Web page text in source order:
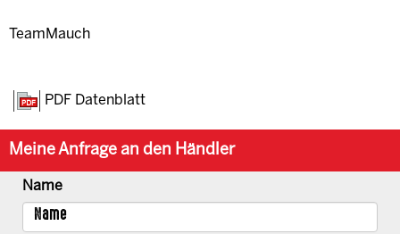
TeamMauch
PDF Datenblatt
Meine Anfrage an den Händler
Name